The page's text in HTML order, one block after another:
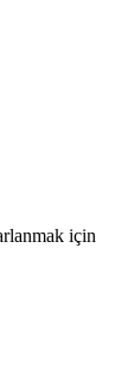
için